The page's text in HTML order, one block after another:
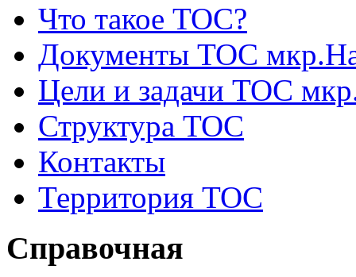
Что такое ТОС?
Документы ТОС
Цели и задачи ТОС
Структура ТОС
Контакты
Территория ТОС
Справочная